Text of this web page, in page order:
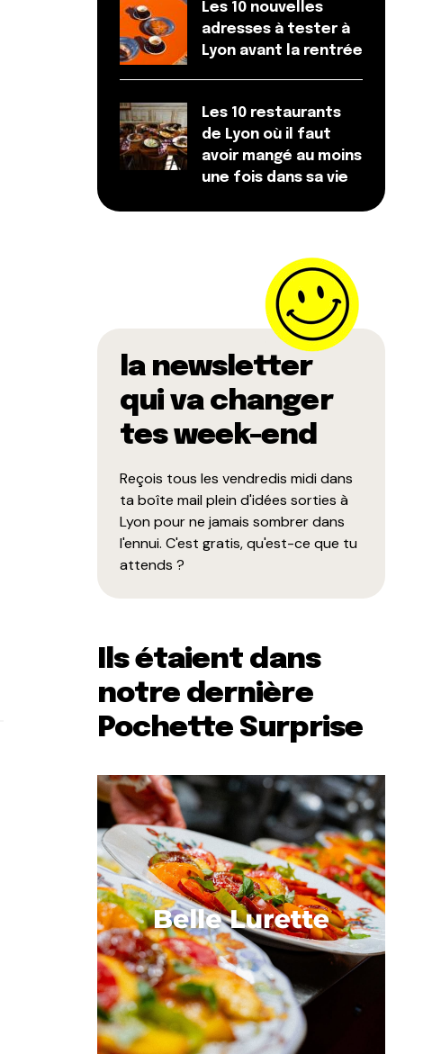
Les 10 nouvelles
adresses à tester à
Lyon avant la rentrée
Les 10 restaurants
de Lyon où il faut
avoir mangé au moins
une fois dans sa vie
la newsletter
qui va changer
tes week-end
Reçois tous les vendredis midi dans
ta boîte mail plein d'idées sorties à
Lyon pour ne jamais sombrer dans
l'ennui. C'est gratis, qu'est-ce que tu
attends ?
Ils étaient dans
notre dernière
Pochette Surprise